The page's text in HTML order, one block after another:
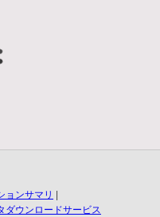
ョンサマリ
ダウンロードサービス